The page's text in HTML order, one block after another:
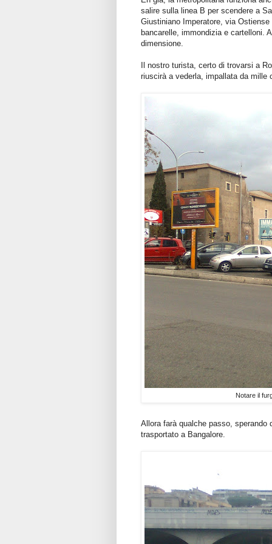
salire sulla linea B per scendere a
Giustiniano Imperatore, via
bancarelle, immondizia e cartelloni.
dimensione.
Il nostro turista, certo di trovarsi a
riuscirà a vederla, impallata da mille
Notare il
Allora farà qualche passo,
trasportato a Bangalore.